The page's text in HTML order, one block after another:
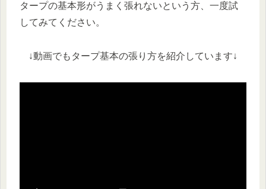
タープの基本形がうまく張れないという方、一度試
してみてください。
↓動画でもタープ基本の張り方を紹介しています↓